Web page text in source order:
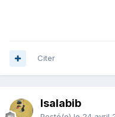
Citer
Isalabib